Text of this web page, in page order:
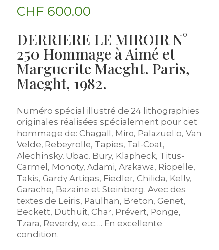
CHF 600.00
DERRIERE LE MIROIR N°
250 Hommage à Aimé et
Marguerite Maeght. Paris,
Maeght, 1982.
Numéro spécial illustré de 24 lithographies
originales réalisées spécialement pour cet
hommage de: Chagall, Miro, Palazuello, Van
Velde, Rebeyrolle, Tapies, Tal-Coat,
Alechinsky, Ubac, Bury, Klapheck, Titus-
Carmel, Monoty, Adami, Arakawa, Riopelle,
Takis, Gardy Artigas, Fiedler, Chilida, Kelly,
Garache, Bazaine et Steinberg. Avec des
textes de Leiris, Paulhan, Breton, Genet,
Beckett, Duthuit, Char, Prévert, Ponge,
Tzara, Reverdy, etc…. En excellente
condition.